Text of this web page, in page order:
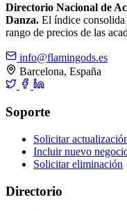
Directorio Nacional de
Danza. El índice
rango de precios de las
info@flamingods.es
Barcelona, España
Soporte
Solicitar
Incluir nuevo
Solicitar eliminación
Directorio